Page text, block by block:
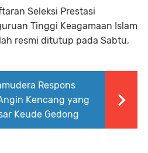
Seleksi Prestasi
Tinggi Keagamaan Islam
resmi ditutup pada Sabtu,
Respons
Kencang yang
Keude Gedong